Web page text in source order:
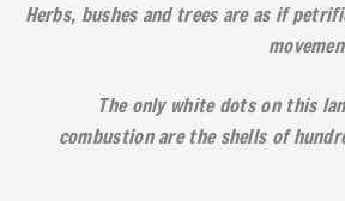
Herbs, bushes and trees are as if
The only white dots on this
combustion are the shells of